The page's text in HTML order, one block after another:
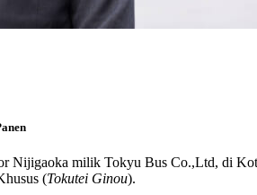
Nijigaoka milik Tokyu Bus Co.,Ltd, di
(Tokutei Ginou).